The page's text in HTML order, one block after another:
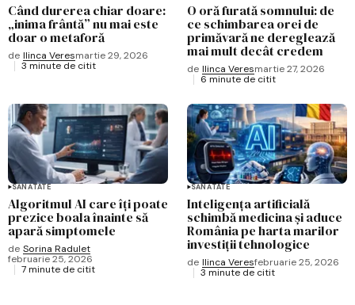
Când durerea chiar doare:
„inima frântă” nu mai este
doar o metaforă
de Ilinca Veresmartie 29, 2026
3 minute de citit
O oră furată somnului: de
ce schimbarea orei de
primăvară ne dereglează
mai mult decât credem
de Ilinca Veresmartie 27, 2026
6 minute de citit
SĂNĂTATE
Algoritmul AI care îți poate
prezice boala înainte să
apară simptomele
de Sorina Radulet
februarie 25, 2026
7 minute de citit
SĂNĂTATE
Inteligența artificială
schimbă medicina și aduce
România pe harta marilor
investiții tehnologice
de Ilinca Veresfebruarie 25, 2026
3 minute de citit